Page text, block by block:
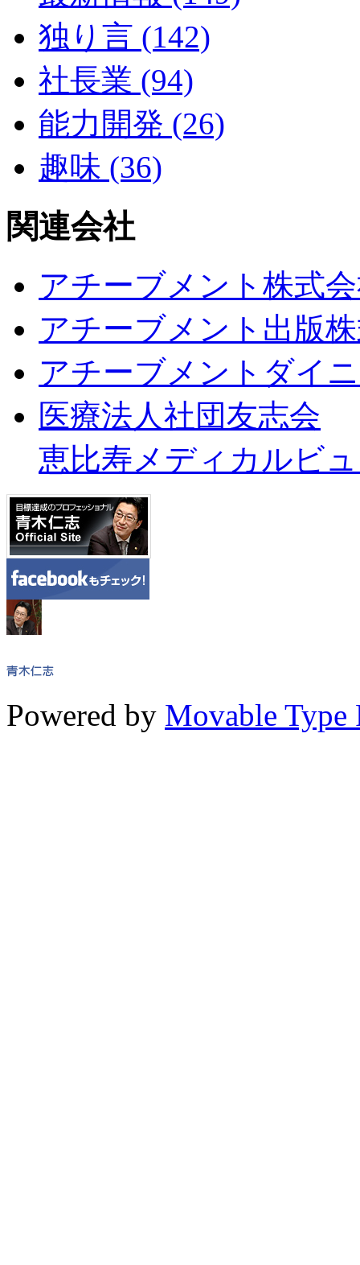
独り言 (142)
社長業 (94)
能力開発 (26)
趣味 (36)
関連会社
アチーブメント株式
アチーブメント出版
アチーブメントダイ
医療法人社団友志会
恵比寿メディカルビ
Powered by Movable Type